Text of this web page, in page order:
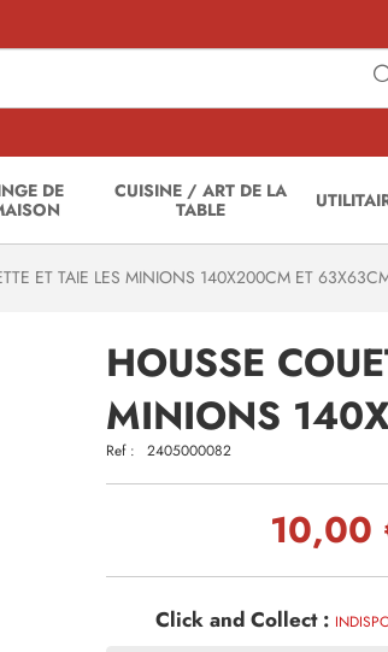
DE
CUISINE / ART DE LA
TABLE
ET TAIE LES MINIONS 140X200CM ET
HOUSSE
MINIONS
Ref : 2405000082
10,00
Click and Collect :